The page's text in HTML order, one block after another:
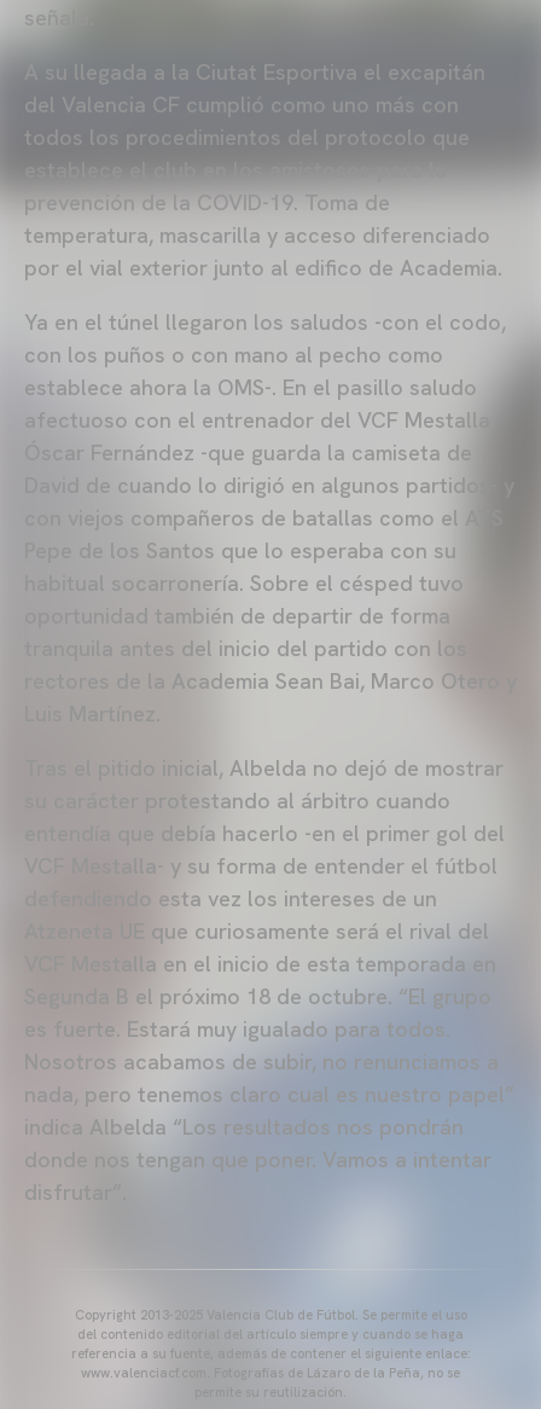
señala.
A su llegada a la Ciutat Esportiva el excapitán
del Valencia CF cumplió como uno más con
todos los procedimientos del protocolo que
prevención de la COVID-19. Toma de
temperatura, mascarilla y acceso diferenciado
por el vial exterior junto al edifico de Academia.
Ya en el túnel llegaron los saludos -con el codo,
con los puños o con mano al pecho como
establece ahora la OMS-. En el pasillo saludo
afectuoso con el entrenador del VCF Mestalla
Óscar Fernández -que guarda la camiseta de
David de cuando lo dirigió en algunos partidos- y
con viejos compañeros de batallas como el ATS
Pepe de los Santos que lo esperaba con su
habitual socarronería. Sobre el césped tuvo
oportunidad también de departir de forma
tranquila antes del inicio del partido con los
rectores de la Academia Sean Bai, Marco Otero y
Tras el pitido inicial, Albelda no dejó de mostrar
su carácter protestando al árbitro cuando
entendía que debía hacerlo -en el primer gol del
VCF Mestalla- y su forma de entender el fútbol
defendiendo esta vez los intereses de un
Atzeneta UE que curiosamente será el rival del
VCF Mestalla en el inicio de esta temporada en
Segunda B el próximo 18 de octubre. “El grupo
es fuerte. Estará muy igualado para todos.
Nosotros acabamos de subir, no renunciamos a
nada, pero tenemos claro cual es nuestro papel”
indica Albelda “Los resultados nos pondrán
donde nos tengan que poner. Vamos a intentar
disfrutar”.
Copyright 2013-2025 Valencia Club de Fútbol. Se permite el uso
del contenido editorial del artículo siempre y cuando se haga
referencia a su fuente, además de contener el siguiente enlace:
www.valenciacf.com. Fotografías de Lázaro de la Peña, no se
permite su reutilización.